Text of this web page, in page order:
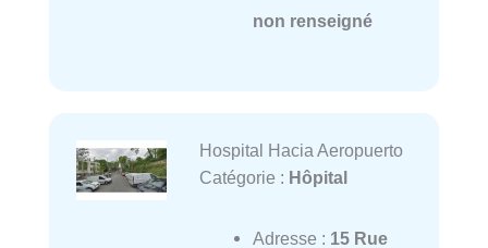
non renseigné
Hospital Hacia Aeropuerto
Catégorie : Hôpital
Adresse : 15 Rue